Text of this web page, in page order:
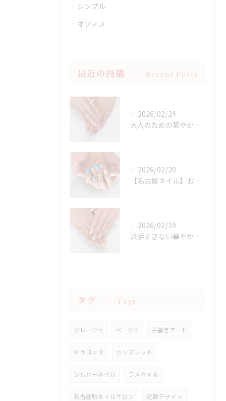
シンプル
オフィス
最近の投稿 Recent Posts
2026/02/24
大人のための華やかラメピンクネイル
2026/02/20
【名古屋ネイル】お持ち込みニュアンスアート×春フラワーデザイン
2026/02/19
派手すぎない華やかさ◎上品イエローネイル特集
タグ Tags
グレージュ ベージュ 手書きアート
テラコッタ カシスレッド
シルバーネイル ラメネイル
名古屋駅ネイルサロン 定額デザイン